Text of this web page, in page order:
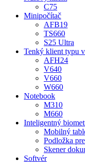
C75
Minipočítač
AFB19
TS660
S25 Ultra
Tenký klient typu
AFH24
V640
V660
W660
Notebook
M310
M660
Inteligentný
Mobilný
Podložka
Skener
Softvér